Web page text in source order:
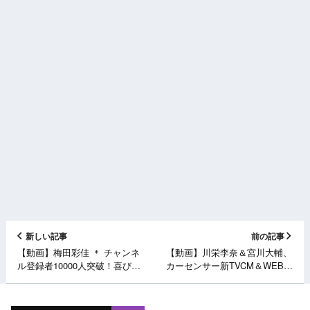
新しい記事
【動画】梅田彩佳 ＊ チャンネ
ル登録者10000人突破！喜びす
前の記事
【動画】川栄李奈＆宮川大輔、
カーセンサー新TVCM＆WEB限